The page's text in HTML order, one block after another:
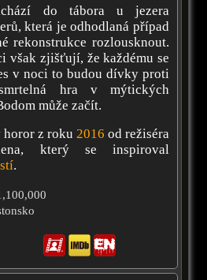
do tábora u jezera
která je odhodlaná případ
rekonstrukce rozlousknout.
však zjišťují, že každému se
v noci to budou dívky proti
hra v mýtických
může začít.
horor z roku2016 od režiséra
který se inspiroval
.